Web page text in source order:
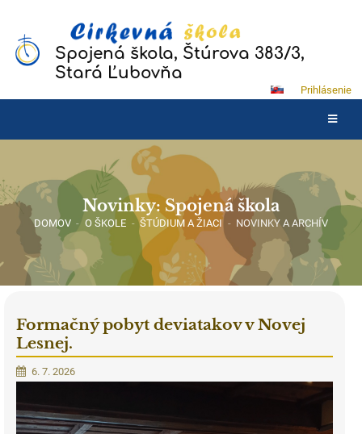
Spojená škola, Štúrova 383/3,
Stará Ľubovňa
Prihlásenie
Novinky: Spojená škola
DOMOV - O ŠKOLE - ŠTÚDIUM A ŽIACI - NOVINKY A ARCHÍV
Formačný pobyt deviatakov v Novej
Lesnej.
6. 7. 2026